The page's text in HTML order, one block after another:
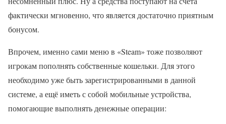
фактически мгновенно, что является достаточно приятным
бонусом.
Впрочем, именно сами меню в «Steam» тоже позволяют
игрокам пополнять собственные кошельки. Для этого
необходимо уже быть зарегистрированными в данной
системе, а ещё иметь с собой мобильные устройства,
помогающие выполнять денежные операции: